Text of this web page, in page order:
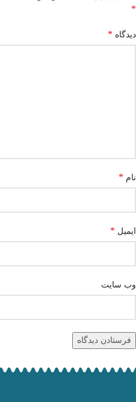
*
دیدگاه *
نام *
ایمیل *
وب‌ سایت